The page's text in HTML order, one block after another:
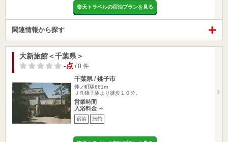
楽天トラベルの宿泊プランを見る
関連情報から探す
大新旅館＜千葉県＞
-点 / 0 件
千葉県 / 銚子市
仲ノ町駅661m
ＪＲ銚子駅より徒歩１０分。
営業時間
入浴料金 ～
宿泊 旅館